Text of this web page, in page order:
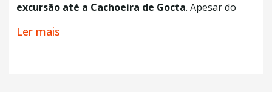
excursão até a Cachoeira de Gocta. Apesar do
inicio da nossa caminhada ser em um terreno
Ler mais